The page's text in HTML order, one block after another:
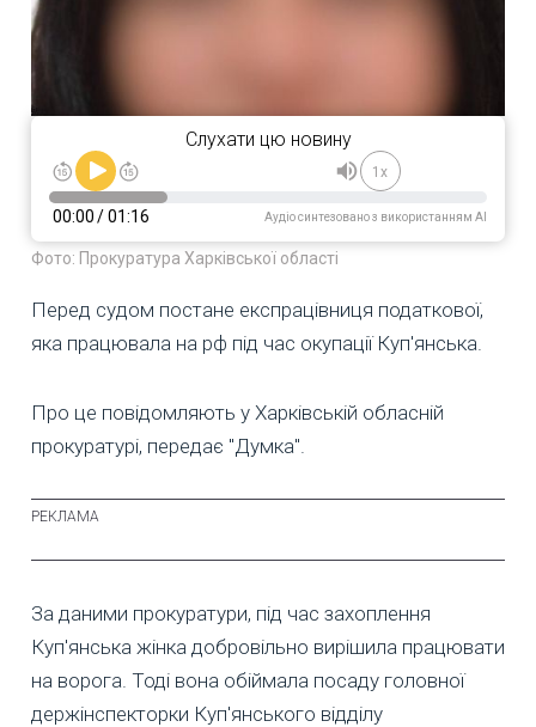
Слухати цю новину
1x
00:00/01:16 Аудіо синтезовано з використанням AI
Фото: Прокуратура Харківської області
Перед судом постане експрацівниця податкової,
яка працювала на рф під час окупації Куп'янська.
Про це повідомляють у Харківській обласній
прокуратурі, передає "Думка".
За даними прокуратури, під час захоплення
Куп'янська жінка добровільно вирішила працювати
на ворога. Тоді вона обіймала посаду головної
держінспекторки Куп'янського відділу